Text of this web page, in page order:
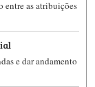
entre as atribuições
e dar andamento